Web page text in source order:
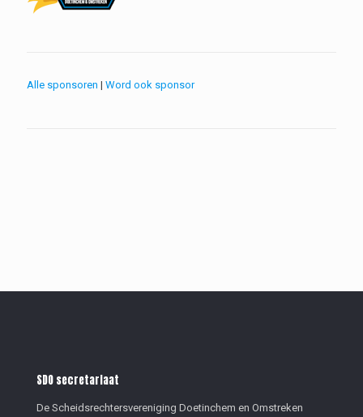
Alle sponsoren | Word ook sponsor
SDO secretariaat
De Scheidsrechtersvereniging Doetinchem en Omstreken